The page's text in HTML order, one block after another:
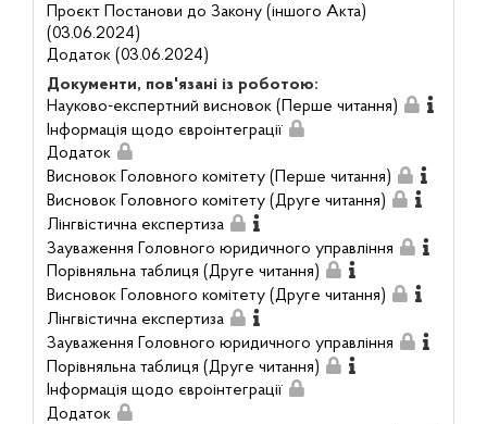
Проєкт Постанови до Закону (іншого Акта)
(03.06.2024)
Додаток (03.06.2024)
Документи, пов'язані із роботою:
Науково-експертний висновок (Перше читання)
Інформація щодо євроінтеграції
Додаток
Висновок Головного комітету (Перше читання)
Висновок Головного комітету (Друге читання)
Лінгвістична експертиза
Зауваження Головного юридичного управління
Порівняльна таблиця (Друге читання)
Висновок Головного комітету (Друге читання)
Лінгвістична експертиза
Зауваження Головного юридичного управління
Порівняльна таблиця (Друге читання)
Інформація щодо євроінтеграції
Додаток